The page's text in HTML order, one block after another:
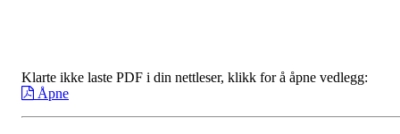
Klarte ikke laste PDF i din nettleser, klikk for å åpne vedlegg:
Åpne